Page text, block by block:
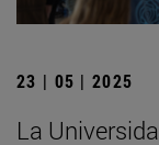
23 | 05 | 2025
La